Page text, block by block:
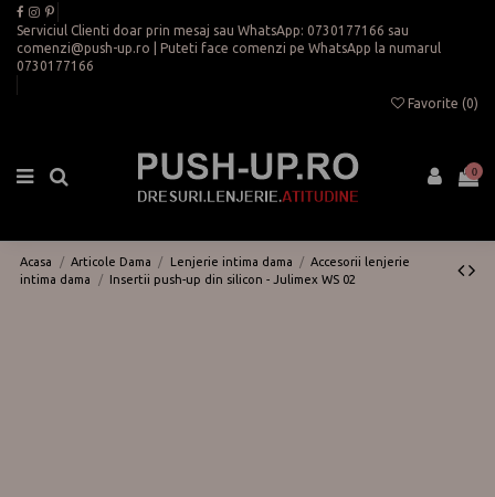
Serviciul Clienti doar prin mesaj sau WhatsApp: 0730177166 sau
comenzi@push-up.ro | Puteti face comenzi pe WhatsApp la numarul
0730177166
Favorite (0)
0
Acasa Articole Dama Lenjerie intima dama
Accesorii lenjerie
intima dama
Insertii push-up din silicon - Julimex WS 02